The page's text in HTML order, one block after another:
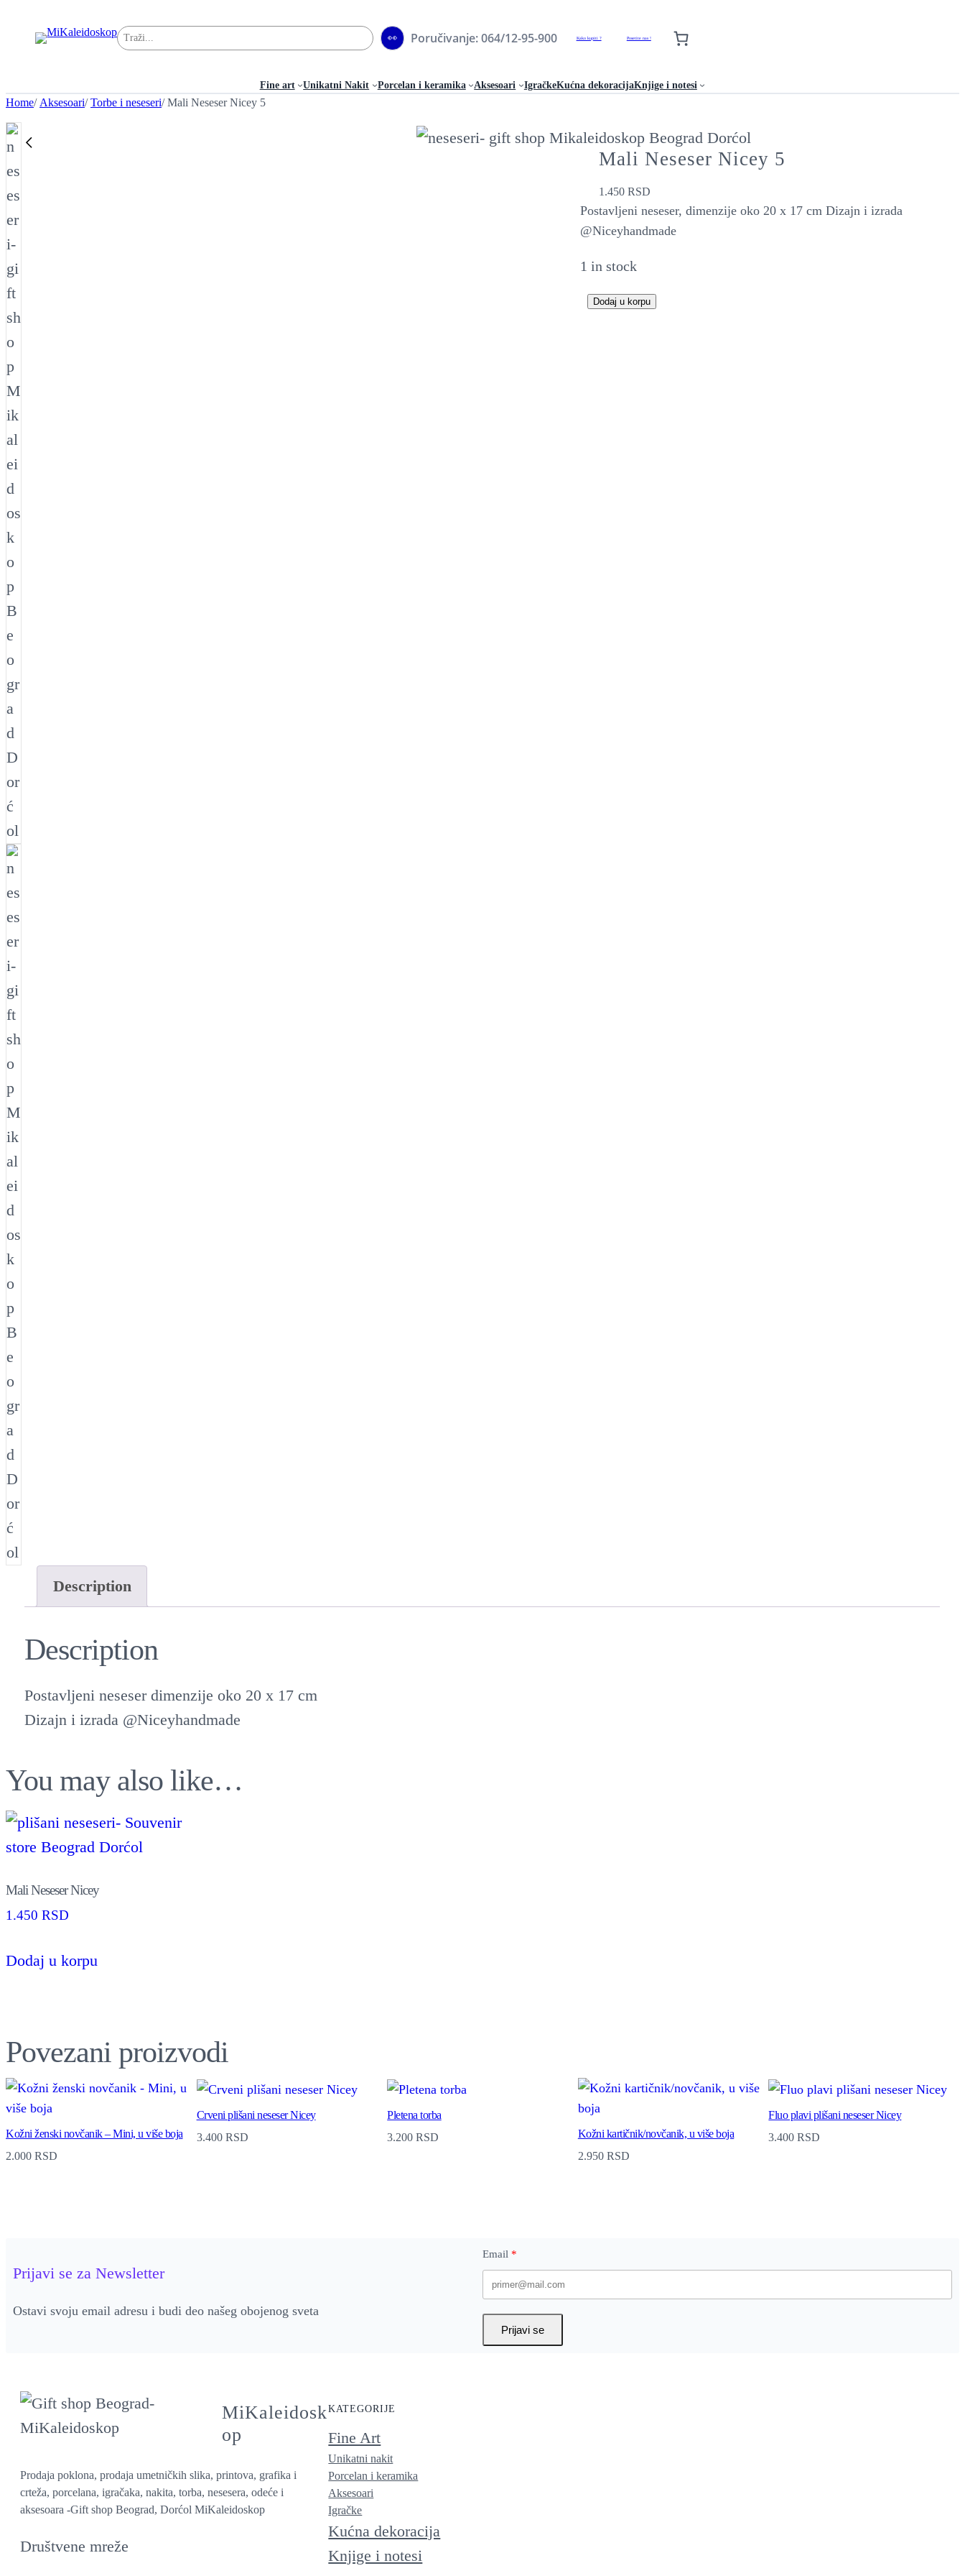
Pretraga 👀 Poručivanje: 064/12-95-900 Kako kupiti ? Posetite nas !
Fine art Unikatni Nakit Porcelan i keramika Aksesoari IgračkeKućna dekoracijaKnjige i notesi
Home/ Aksesoari/Torbe i neseseri/ Mali Neseser Nicey 5
Mali Neseser Nicey 5
1.450RSD
Postavljeni neseser, dimenzije oko 20 x 17 cm Dizajn i izrada
@Niceyhandmade
1 in stock
M
Dodaj u korpu
Description
Description
Postavljeni neseser dimenzije oko 20 x 17 cm
Dizajn i izrada @Niceyhandmade
You may also like…
Mali Neseser Nicey
1.450 RSD
Dodaj u korpu
Povezani proizvodi
Kožni ženski novčanik – Mini, u više boja
2.000 RSD
Crveni plišani neseser Nicey
3.400 RSD
Pletena torba
3.200RSD
Kožni kartičnik/novčanik, u više boja
2.950 RSD
Fluo plavi plišani neseser Nicey
3.400RSD
Prijavi se za Newsletter
Ostavi svoju email adresu i budi deo našeg obojenog sveta
Email
Prijavi se
MiKaleidosk
op
Prodaja poklona, prodaja umetničkih slika, printova, grafika i
crteža, porcelana, igračaka, nakita, torba, nesesera, odeće i
aksesoara -Gift shop Beograd, Dorćol MiKaleidoskop
Društvene mreže
KATEGORIJE
Fine Art
Unikatni nakit
Porcelan i keramika
Aksesoari
Igračke
Kućna dekoracija
Knjige i notesi